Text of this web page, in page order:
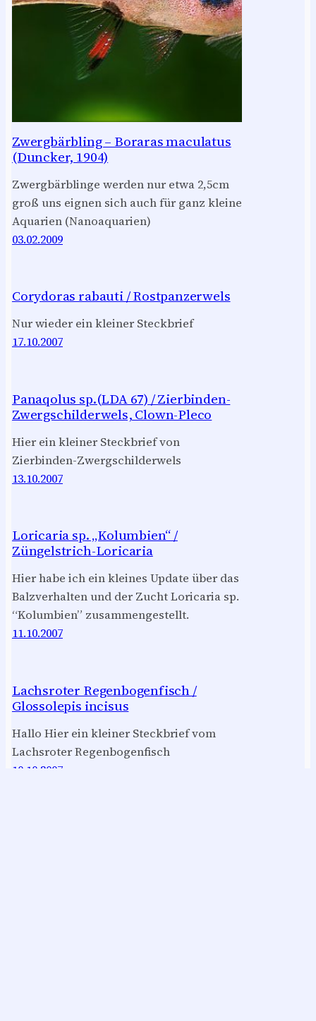
Zwergbärbling – Boraras maculatus
(Duncker, 1904)
Zwergbärblinge werden nur etwa 2,5cm
groß uns eignen sich auch für ganz kleine
Aquarien (Nanoaquarien)
03.02.2009
Corydoras rabauti / Rostpanzerwels
Nur wieder ein kleiner Steckbrief
17.10.2007
Panaqolus sp.(LDA 67) / Zierbinden-
Zwergschilderwels, Clown-Pleco
Hier ein kleiner Steckbrief von
Zierbinden-Zwergschilderwels
13.10.2007
Loricaria sp. „Kolumbien“ /
Züngelstrich-Loricaria
Hier habe ich ein kleines Update über das
Balzverhalten und der Zucht Loricaria sp.
“Kolumbien” zusammengestellt.
11.10.2007
Lachsroter Regenbogenfisch /
Glossolepis incisus
Hallo Hier ein kleiner Steckbrief vom
Lachsroter Regenbogenfisch
10.10.2007